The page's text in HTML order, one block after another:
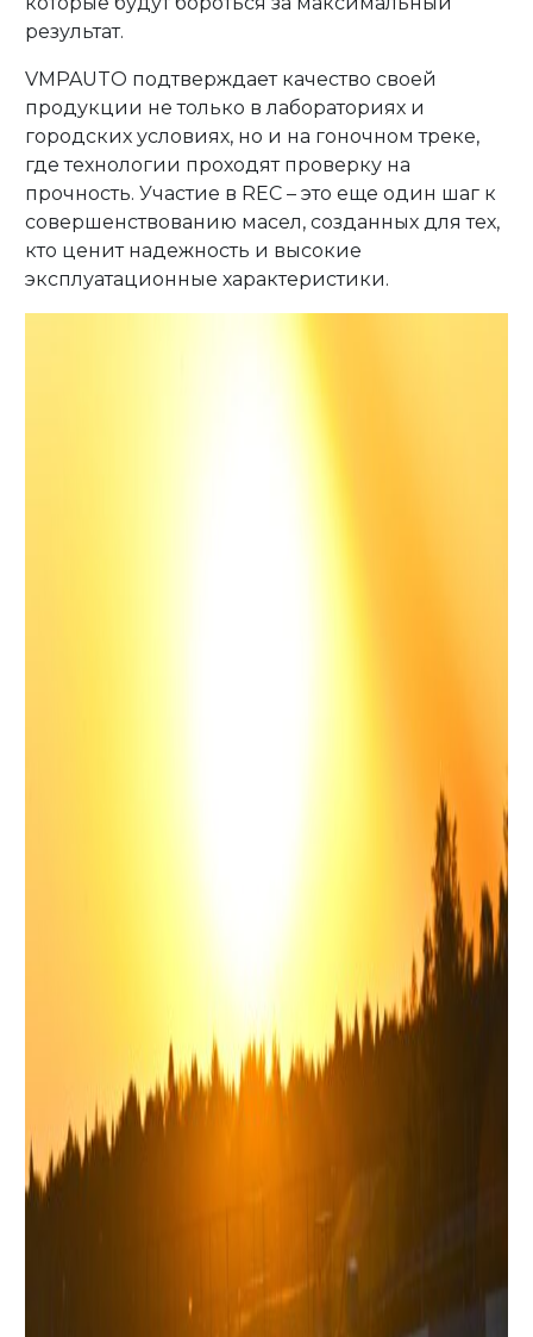
результат.
VMPAUTO подтверждает качество своей
продукции не только в лабораториях и
городских условиях, но и на гоночном треке,
где технологии проходят проверку на
прочность. Участие в REC – это еще один шаг к
совершенствованию масел, созданных для тех,
кто ценит надежность и высокие
эксплуатационные характеристики.